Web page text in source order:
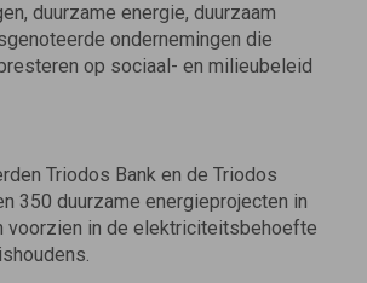
duurzame energie, duurzaam
ondernemingen die
op sociaal- en milieubeleid
Triodos Bank en de Triodos
350 duurzame energieprojecten in
voorzien in de elektriciteitsbehoefte